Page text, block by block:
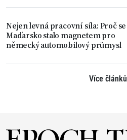
Nejen levná pracovní síla: Proč se
Maďarsko stalo magnetem pro
německý automobilový průmysl
Více článků